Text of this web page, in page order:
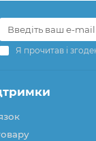
Я прочитав і